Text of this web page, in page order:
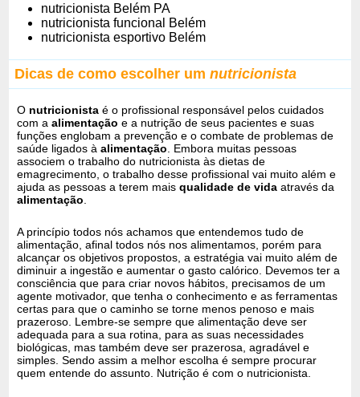
nutricionista Belém PA
nutricionista funcional Belém
nutricionista esportivo Belém
Dicas de como escolher umnutricionista
O nutricionista é o profissional responsável pelos cuidados
com aalimentação e a nutrição de seus pacientes e suas
funções englobam a prevenção e o combate de problemas de
saúde ligados àalimentação . Embora muitas pessoas
associem o trabalho do nutricionista às dietas de
emagrecimento, o trabalho desse profissional vai muito além e
ajuda as pessoas a terem maisqualidade de vida através da
alimentação
A princípio todos nós achamos que entendemos tudo de
alimentação, afinal todos nós nos alimentamos, porém para
alcançar os objetivos propostos, a estratégia vai muito além de
diminuir a ingestão e aumentar o gasto calórico. Devemos ter a
consciência que para criar novos hábitos, precisamos de um
agente motivador, que tenha o conhecimento e as ferramentas
certas para que o caminho se torne menos penoso e mais
prazeroso. Lembre-se sempre que alimentação deve ser
adequada para a sua rotina, para as suas necessidades
biológicas, mas também deve ser prazerosa, agradável e
simples. Sendo assim a melhor escolha é sempre procurar
quem entende do assunto. Nutrição é com o nutricionista.